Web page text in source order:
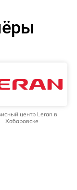
центр Leran в
Хабаровске